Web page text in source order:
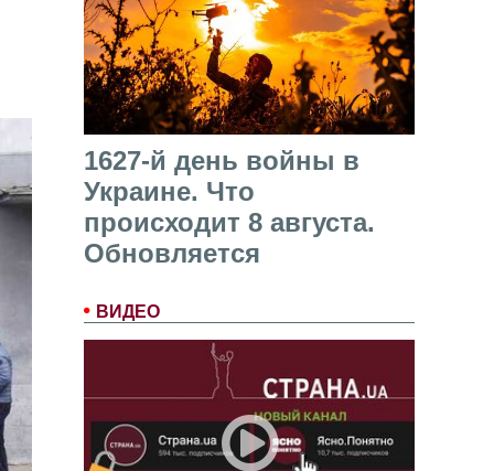
1627-й день войны в
Украине. Что
происходит 8 августа.
Обновляется
ВИДЕО